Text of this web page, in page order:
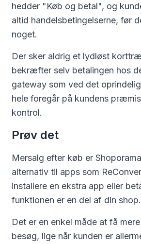
hedder "Køb og betal", og
altid handelsbetingelserne, før
noget.
Der sker aldrig et lydløst
bekræfter selv betalingen hos
gateway som ved det
hele foregår på kundens
kontrol.
Prøv det
Mersalg efter køb er
alternativ til apps som
installere en ekstra app eller
funktionen er en del af din shop.
Det er en enkel måde at få
besøg, lige når kunden er